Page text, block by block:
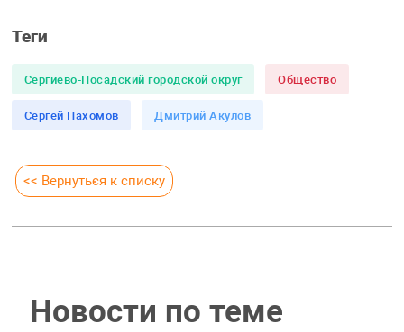
Теги
Сергиево-Посадский городской округ Общество
Сергей Пахомов Дмитрий Акулов
<< Вернуться к списку
Новости по теме